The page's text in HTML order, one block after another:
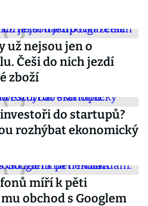
už nejsou jen o
Češi do nich jezdí
zboží
do startupů?
rozhýbat ekonomický
míří k pěti
obchod s Googlem